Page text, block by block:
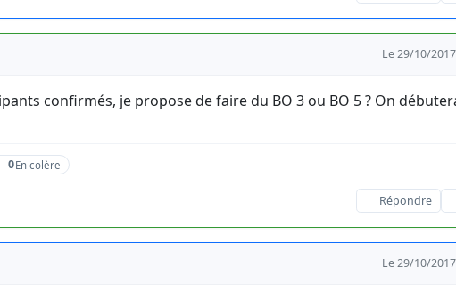
Le 29/10/
confirmés, je propose de faire du BO 3 ou BO 5 ? On
0En colère
Répondre
Le 29/10/